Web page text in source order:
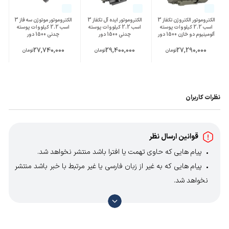
الکتروموتور الکتروژن تکفاز 3
اسب 2.2 کیلووات پوسته
آلومینیوم دو خازن 1500 دور
27,290,000تومان
الکتروموتور ایده آل تکفاز 3
اسب 2.2 کیلووات پوسته
چدنی 1500 دور
29,400,000تومان
الکتروموتور موتوژن سه فاز 3
اسب 2.2 کیلووات پوسته
چدنی 1500 دور
27,740,000تومان
نظرات کاربران
قوانین ارسال نظر
پیام هایی که حاوی تهمت یا افترا باشد منتشر نخواهد شد.
پیام هایی که به غیر از زبان فارسی یا غیر مرتبط با خبر باشد منتشر
نخواهد شد.
با توجه به آن که امکان موافقت یا مخالفت با محتوای نظرات
وجود دارد، معمولا نظراتی که محتوای مشابه دارند، انتشار نمی‌یابند